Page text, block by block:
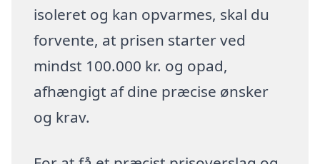
isoleret og kan opvarmes, skal du
forvente, at prisen starter ved
mindst 100.000 kr. og opad,
afhængigt af dine præcise ønsker
og krav.